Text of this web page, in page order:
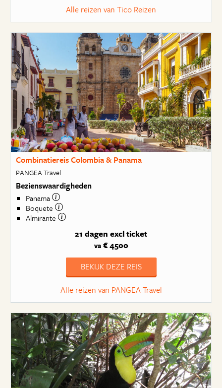
Alle reizen van Tico Reizen
Combinatiereis Colombia & Panama
PANGEA Travel
Bezienswaardigheden
Panama
Boquete
Almirante
21 dagen excl ticket
va€ 4500
BEKIJK DEZE REIS
Alle reizen van PANGEA Travel